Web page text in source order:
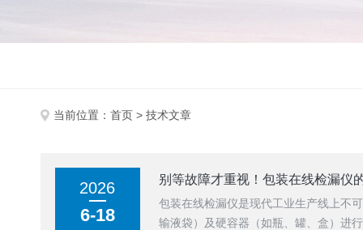
当前位置： 首页 > 技术文章
2026
6-18
别等故障才重视！包装在线检漏仪
包装在线检漏仪是现代工业生产线上不
输液袋）及硬容器（如瓶、罐、盒）进